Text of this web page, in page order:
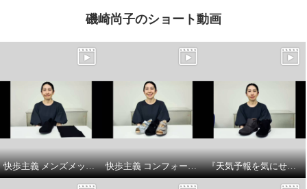
磯崎尚子のショート動画
快歩主義 メンズメッシュスリッポンシューズ商品 説明 快歩主義 コンフォートサンダルシューズ商品説明 『天気予報を気にせず履けるトップドライ』ベルト付きショートブーツの商品紹介とサイズについてです